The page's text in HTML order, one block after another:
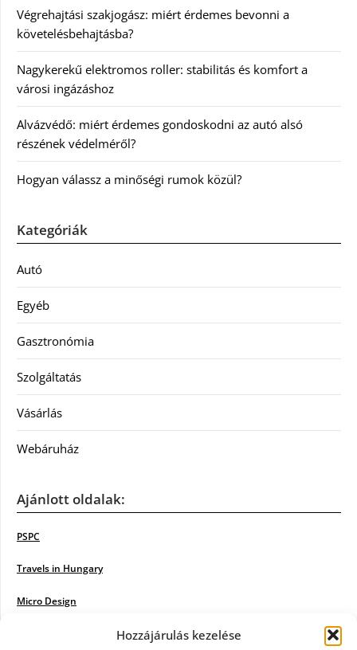
Hozzájárulás kezelése
Végrehajtási szakjogász: miért érdemes bevonni a
követelésbehajtásba?
Nagykerekű elektromos roller: stabilitás és komfort a
városi ingázáshoz
Alvázvédő: miért érdemes gondoskodni az autó alsó
részének védelméről?
Hogyan válassz a minőségi rumok közül?
Kategóriák
Autó
Egyéb
Gasztronómia
Szolgáltatás
Vásárlás
Webáruház
Ajánlott oldalak:
PSPC
Travels in Hungary
Micro Design